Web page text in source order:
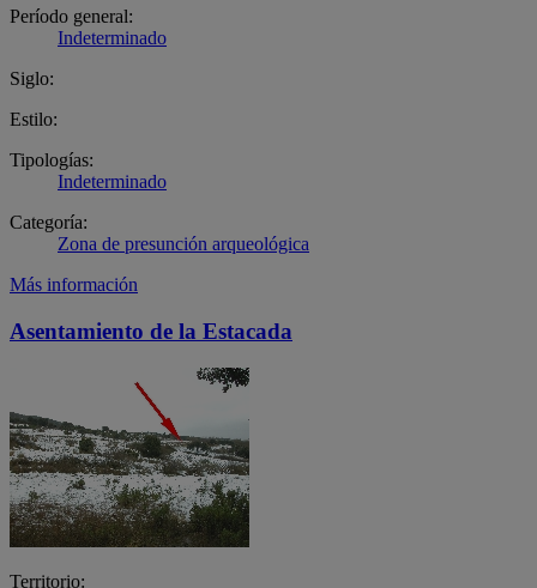
Período general:
Indeterminado
Siglo:
Estilo:
Tipologías:
Indeterminado
Categoría:
Zona de presunción arqueológica
Más información
Asentamiento de la Estacada
Territorio: